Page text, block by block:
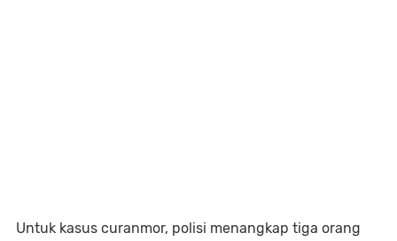
Untuk kasus curanmor, polisi menangkap tiga orang